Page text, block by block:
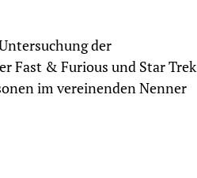
der
Fast & Furious und Star Trek
im vereinenden Nenner